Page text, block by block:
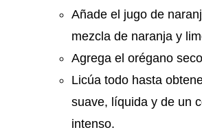
Añade el jugo de
mezcla de naranja y
Agrega el orégano
Licúa todo hasta
suave, líquida y de un
intenso.